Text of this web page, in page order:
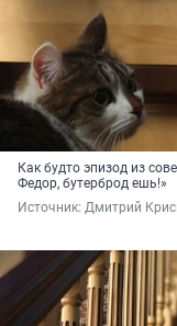
Как будто эпизод из
Федор, бутерброд ешь!»
Источник: Дмитрий